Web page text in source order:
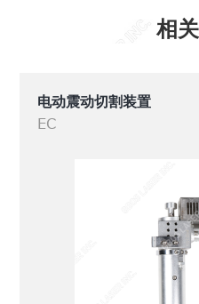
相
电动震动切割装置
EC